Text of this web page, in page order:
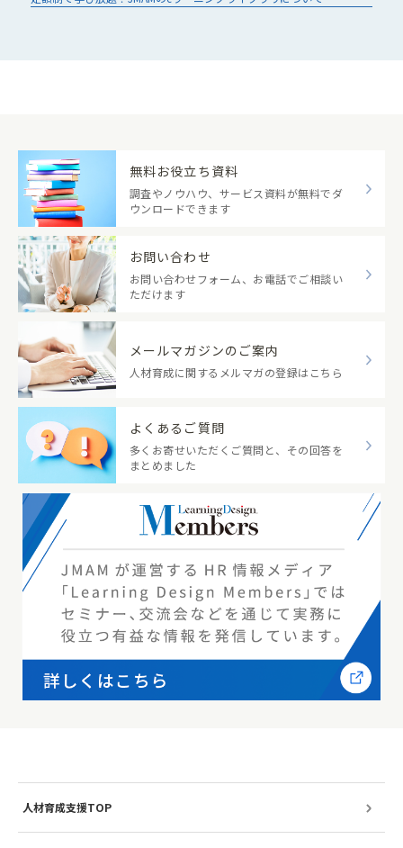
無料お役立ち資料
調査やノウハウ、サービス資料が無料でダ
ウンロードできます
お問い合わせ
お問い合わせフォーム、お電話でご相談い
ただけます
メールマガジンのご案内
人材育成に関するメルマガの登録はこちら
よくあるご質問
多くお寄せいただくご質問と、その回答を
まとめました
人材育成支援TOP